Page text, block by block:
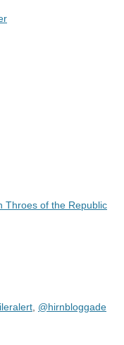
Throes of the Republic
@hirnbloggade